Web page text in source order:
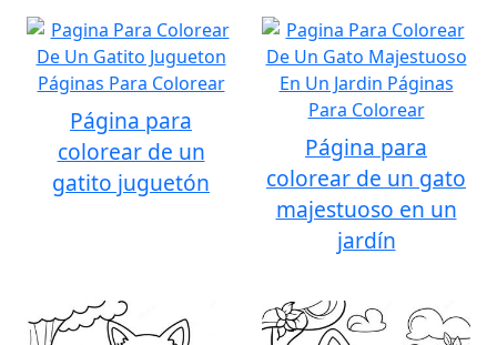
Página para
colorear de un
gatito juguetón
Página para
colorear de un gato
majestuoso en un
jardín